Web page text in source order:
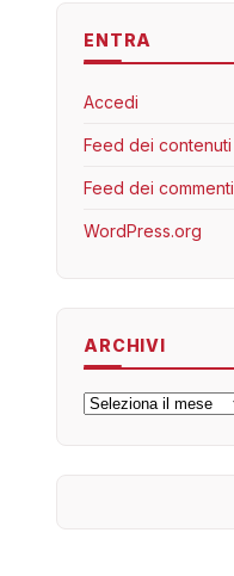
ENTRA
Accedi
Feed dei contenuti
Feed dei commenti
WordPress.org
ARCHIVI
Archivi